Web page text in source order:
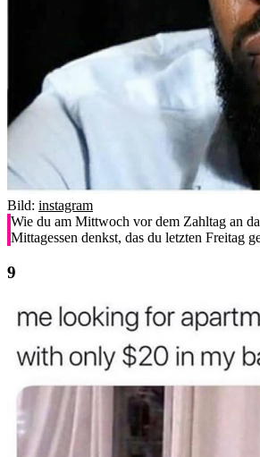
Bild: instagram
Wie du am Mittwoch vor dem Zahltag an
Mittagessen denkst, das du letzten Freitag